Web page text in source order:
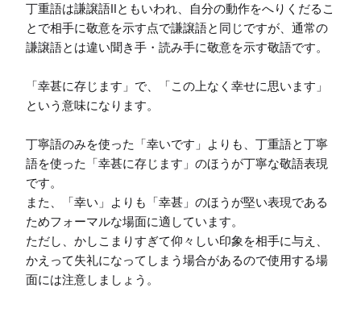
丁重語は謙譲語Ⅱともいわれ、自分の動作をへりくだるこ
とで相手に敬意を示す点で謙譲語と同じですが、通常の
謙譲語とは違い聞き手・読み手に敬意を示す敬語です。
「幸甚に存じます」で、「この上なく幸せに思います」
という意味になります。
丁寧語のみを使った「幸いです」よりも、丁重語と丁寧
語を使った「幸甚に存じます」のほうが丁寧な敬語表現
です。
また、「幸い」よりも「幸甚」のほうが堅い表現である
ためフォーマルな場面に適しています。
ただし、かしこまりすぎて仰々しい印象を相手に与え、
かえって失礼になってしまう場合があるので使用する場
面には注意しましょう。